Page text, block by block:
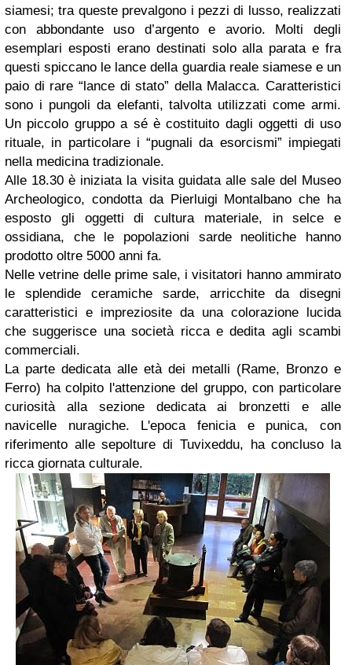
siamesi; tra queste prevalgono i pezzi di lusso, realizzati
con abbondante uso d’argento e avorio. Molti degli
esemplari esposti erano destinati solo alla parata e fra
questi spiccano le lance della guardia reale siamese e un
paio di rare “lance di stato” della Malacca. Caratteristici
sono i pungoli da elefanti, talvolta utilizzati come armi.
Un piccolo gruppo a sé è costituito dagli oggetti di uso
rituale, in particolare i “pugnali da esorcismi” impiegati
nella medicina tradizionale.
Alle 18.30 è iniziata la visita guidata alle sale del Museo
Archeologico, condotta da Pierluigi Montalbano che ha
esposto gli oggetti di cultura materiale, in selce e
ossidiana, che le popolazioni sarde neolitiche hanno
prodotto oltre 5000 anni fa.
Nelle vetrine delle prime sale, i visitatori hanno ammirato
le splendide ceramiche sarde, arricchite da disegni
caratteristici e impreziosite da una colorazione lucida
che suggerisce una società ricca e dedita agli scambi
commerciali.
La parte dedicata alle età dei metalli (Rame, Bronzo e
Ferro) ha colpito l'attenzione del gruppo, con particolare
curiosità alla sezione dedicata ai bronzetti e alle
navicelle nuragiche. L'epoca fenicia e punica, con
riferimento alle sepolture di Tuvixeddu, ha concluso la
ricca giornata culturale.